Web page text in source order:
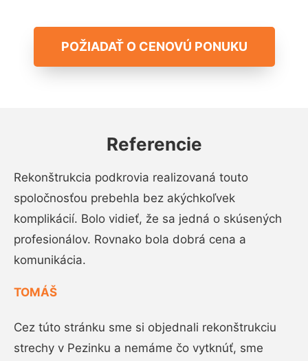
POŽIADAŤ O CENOVÚ PONUKU
Referencie
Rekonštrukcia podkrovia realizovaná touto
spoločnosťou prebehla bez akýchkoľvek
komplikácií. Bolo vidieť, že sa jedná o skúsených
profesionálov. Rovnako bola dobrá cena a
komunikácia.
TOMÁŠ
Cez túto stránku sme si objednali rekonštrukciu
strechy v Pezinku a nemáme čo vytknúť, sme